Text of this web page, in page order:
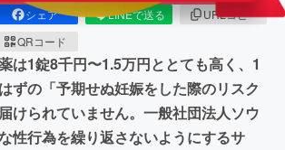
シェア LINEで送る
URLコピー
QRコード
は1錠8千円〜1.5万円ととても高く、1
ずの「予期せぬ妊娠をした際のリスク
けられていません。一般社団法人ソウ
性行為を繰り返さないようにするサ